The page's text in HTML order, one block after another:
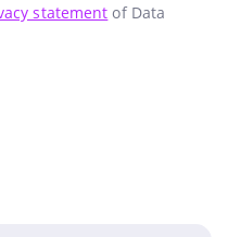
statement of Data